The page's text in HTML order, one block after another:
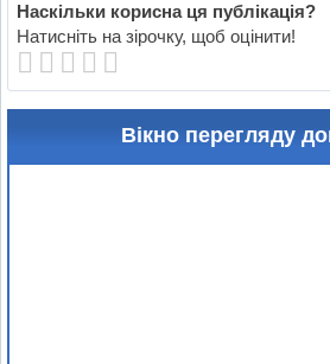
Наскільки корисна ця публікація?
Натисніть на зірочку, щоб оцінити!
Вікно перегляду